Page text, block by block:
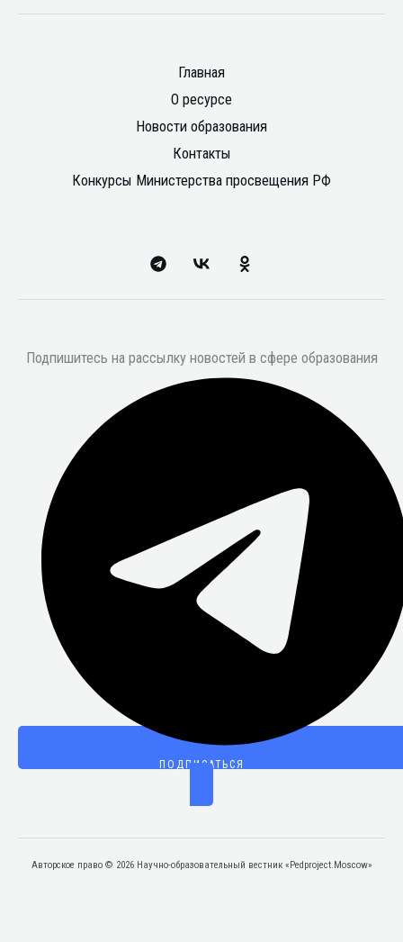
Главная
О ресурсе
Новости образования
Контакты
Конкурсы Министерства просвещения РФ
Подпишитесь на рассылку новостей в сфере образования
ПОДПИСАТЬСЯ
Авторское право © 2026 Научно-образовательный вестник «Pedproject.Moscow»